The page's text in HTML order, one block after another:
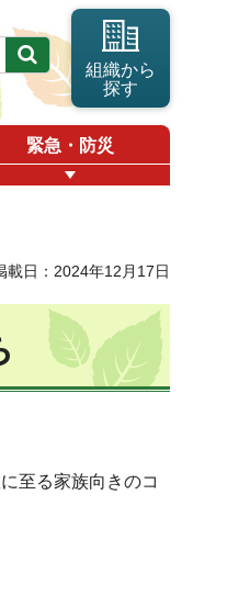
組織から
探す
緊急・防災
載日：2024年12月17日
至る家族向きのコ